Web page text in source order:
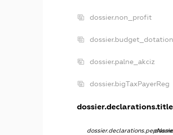
dossier.non_profit
dossier.budget_dotation
dossier.palne_akciz
dossier.bigTaxPayerReg
dossier.declarations.title
dossier.declarations.pepName